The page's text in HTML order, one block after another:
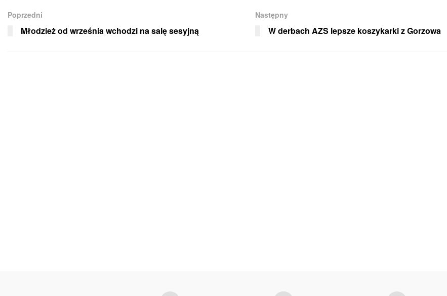
Poprzedni
Młodzież od września wchodzi na salę sesyjną
Następny
W derbach AZS lepsze koszykarki z Gorzowa